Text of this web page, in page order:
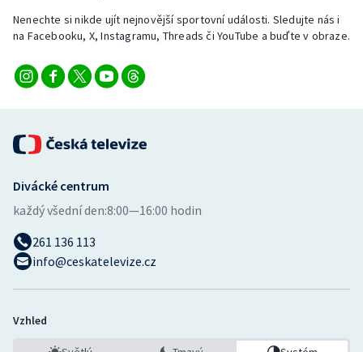
Vodní slalom
Nenechte si nikde ujít nejnovější sportovní události. Sledujte nás i
na Facebooku, X, Instagramu, Threads či YouTube a buďte v obraze.
Divácké centrum
každý všední den:8:00—16:00 hodin
261 136 113
info@ceskatelevize.cz
Vzhled